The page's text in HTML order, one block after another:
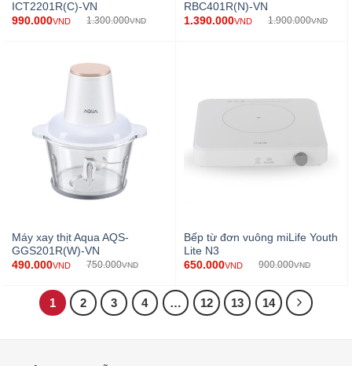
ICT2201R(C)-VN
990.000VND 1.300.000VND
RBC401R(N)-VN
1.390.000VND 1.900.000VND
Máy xay thịt Aqua AQS-
GGS201R(W)-VN
490.000VND 750.000VND
Bếp từ đơn vuông miLife Youth
Lite N3
650.000VND 900.000VND
1 2 3 4 … 12 13 14